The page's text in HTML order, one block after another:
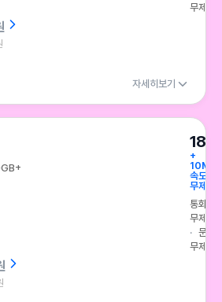
무제한
자세히보기
+
속도
무제한
통화
무제한
문자
무제한